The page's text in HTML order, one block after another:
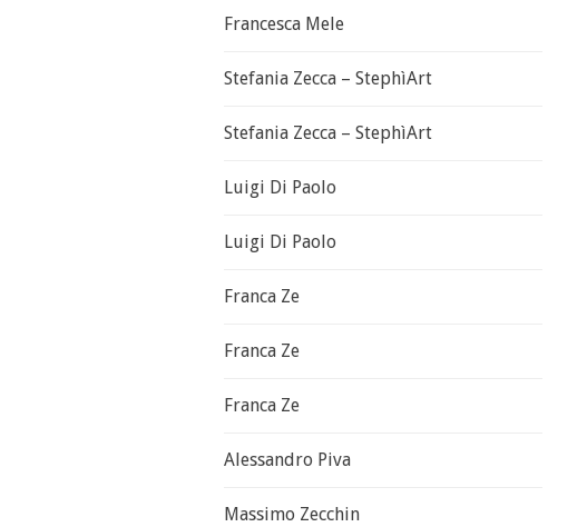
Francesca Mele
Stefania Zecca – StephìArt
Stefania Zecca – StephìArt
Luigi Di Paolo
Luigi Di Paolo
Franca Ze
Franca Ze
Franca Ze
Alessandro Piva
Massimo Zecchin